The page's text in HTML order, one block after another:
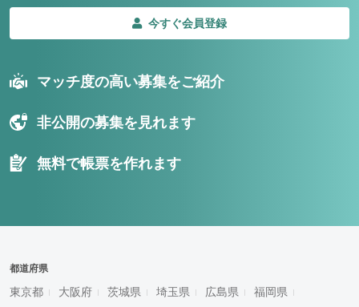
今すぐ会員登録
マッチ度の高い募集をご紹介
非公開の募集を見れます
無料で帳票を作れます
都道府県
東京都 大阪府 茨城県 埼玉県 広島県 福岡県